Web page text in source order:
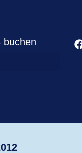
buchen